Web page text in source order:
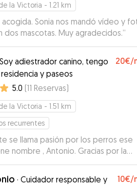
la Victoria - 1.21 km
acogida. Sonia nos mandó vídeo y
dos mascotas. Muy agradecidos.”
Soy adiestrador canino, tengo
y paseos
20€/
5.0 (11 Reservas)
la Victoria - 1.51 km
recurrentes
se llama pasión por los perros ese
nombre , Antonio. Gracias por la
con el que has cuidado a Sara”
· Cuidador responsable y
10€/